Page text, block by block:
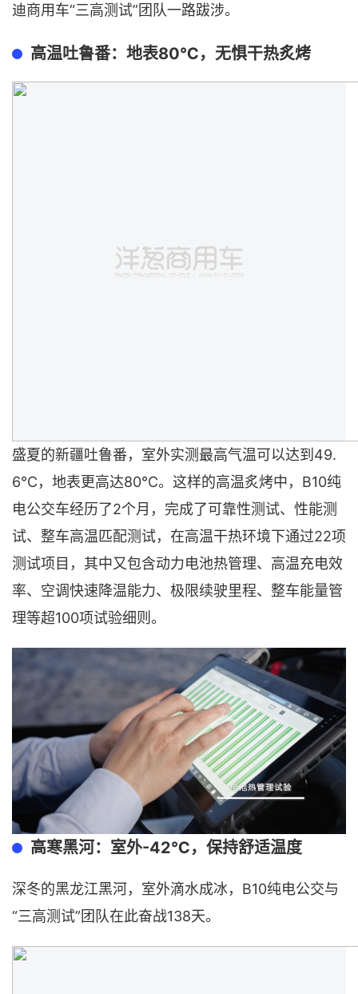
迪商用车“三高测试”团队一路跋涉。
高温吐鲁番：地表80℃，无惧干热炙烤
盛夏的新疆吐鲁番，室外实测最高气温可以达到49.
6℃，地表更高达80℃。这样的高温炙烤中，B10纯
电公交车经历了2个月，完成了可靠性测试、性能测
试、整车高温匹配测试，在高温干热环境下通过22项
测试项目，其中又包含动力电池热管理、高温充电效
率、空调快速降温能力、极限续驶里程、整车能量管
理等超100项试验细则。
高寒黑河：室外-42℃，保持舒适温度
深冬的黑龙江黑河，室外滴水成冰，B10纯电公交与
“三高测试”团队在此奋战138天。